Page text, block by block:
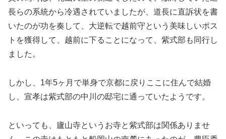
長らの系統から冷遇されていましたが、道長に直訴状を書
いたのが功を奏して、大逆転で越前守という美味しいポス
トを獲得して、越前に下ることになって、紫式部も同行し
ました。
しかし、1年5ヶ月で単身で京都に戻りここに住んで結婚
し、宣孝は紫式部の中川の邸宅に通っていたようです。
といっても、廬山寺というお寺と紫式部は関係ありませ